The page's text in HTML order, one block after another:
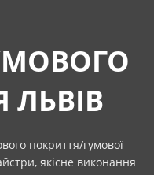
ЛЬВІВ
покриття/гумової
якісне виконання